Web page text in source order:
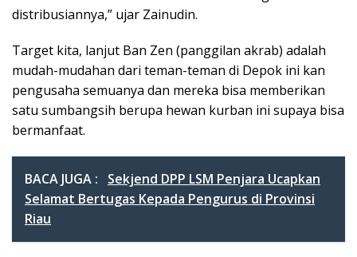
distribusiannya,” ujar Zainudin.
Target kita, lanjut Ban Zen (panggilan akrab) adalah
mudah-mudahan dari teman-teman di Depok ini kan
pengusaha semuanya dan mereka bisa memberikan
satu sumbangsih berupa hewan kurban ini supaya bisa
bermanfaat.
BACA JUGA :
Sekjend DPP LSM Penjara Ucapkan
Selamat Bertugas Kepada Pengurus di Provinsi
Riau